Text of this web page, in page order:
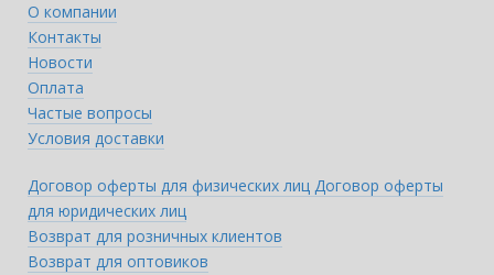
О компании
Контакты
Новости
Оплата
Частые вопросы
Условия доставки
Договор оферты для физических лиц Договор оферты
для юридических лиц
Возврат для розничных клиентов
Возврат для оптовиков